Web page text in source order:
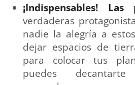
¡Indispensables! Las
verdaderas
nadie la alegría a
dejar espacios de
para colocar tus
puedes